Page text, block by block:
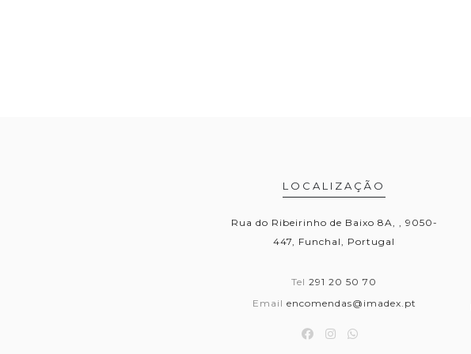
LOCALIZAÇÃO
Rua do Ribeirinho de Baixo 8A, , 9050-
447, Funchal, Portugal
Tel 291 20 50 70
Email encomendas@imadex.pt